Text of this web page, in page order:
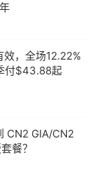
，全场12.22%
付$43.88起
CN2 GIA/CN2
餐？